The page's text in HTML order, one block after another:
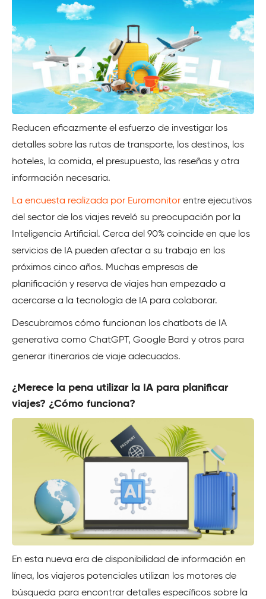
Reducen eficazmente el esfuerzo de investigar los
detalles sobre las rutas de transporte, los destinos, los
hoteles, la comida, el presupuesto, las reseñas y otra
información necesaria.
La encuesta realizada por Euromonitor entre ejecutivos
del sector de los viajes reveló su preocupación por la
Inteligencia Artificial. Cerca del 90% coincide en que los
servicios de IA pueden afectar a su trabajo en los
próximos cinco años. Muchas empresas de
planificación y reserva de viajes han empezado a
acercarse a la tecnología de IA para colaborar.
Descubramos cómo funcionan los chatbots de IA
generativa como ChatGPT, Google Bard y otros para
generar itinerarios de viaje adecuados.
¿Merece la pena utilizar la IA para planificar
viajes? ¿Cómo funciona?
En esta nueva era de disponibilidad de información en
línea, los viajeros potenciales utilizan los motores de
búsqueda para encontrar detalles específicos sobre la